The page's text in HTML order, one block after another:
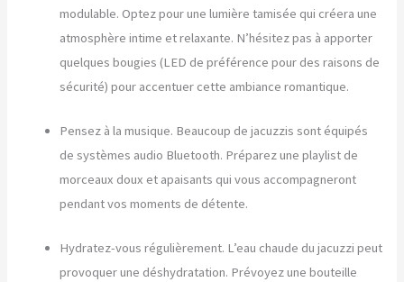
modulable. Optez pour une lumière tamisée qui créera une
atmosphère intime et relaxante. N’hésitez pas à apporter
quelques bougies (LED de préférence pour des raisons de
sécurité) pour accentuer cette ambiance romantique.
Pensez à la musique. Beaucoup de jacuzzis sont équipés
de systèmes audio Bluetooth. Préparez une playlist de
morceaux doux et apaisants qui vous accompagneront
pendant vos moments de détente.
Hydratez-vous régulièrement. L’eau chaude du jacuzzi peut
provoquer une déshydratation. Prévoyez une bouteille